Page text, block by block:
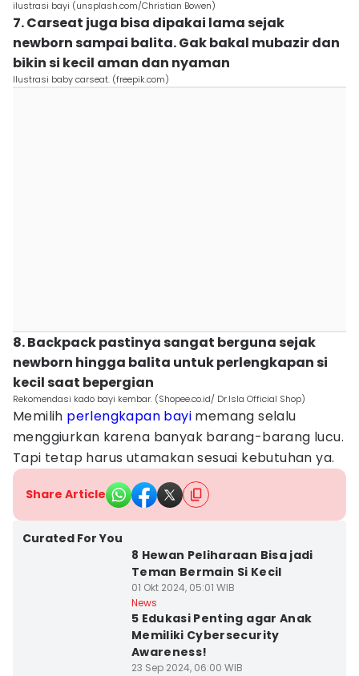
ilustrasi bayi (unsplash.com/Christian Bowen)
7. Carseat juga bisa dipakai lama sejak
newborn sampai balita. Gak bakal mubazir dan
bikin si kecil aman dan nyaman
Ilustrasi baby carseat. (freepik.com)
8. Backpack pastinya sangat berguna sejak
newborn hingga balita untuk perlengkapan si
kecil saat bepergian
Rekomendasi kado bayi kembar. (Shopee.co.id/ Dr.Isla Official Shop)
Memilih perlengkapan bayi memang selalu
menggiurkan karena banyak barang-barang lucu.
Tapi tetap harus utamakan sesuai kebutuhan ya.
Share Article
Curated For You
8 Hewan Peliharaan Bisa jadi
Teman Bermain Si Kecil
01 Okt 2024, 05:01 WIB
News
5 Edukasi Penting agar Anak
Memiliki Cybersecurity
Awareness!
23 Sep 2024, 06:00 WIB